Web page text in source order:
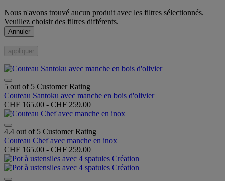
Nous n'avons trouvé aucun produit avec les filtres sélectionnés.
Veuillez choisir des filtres différents.
Annuler
appliquer
5 out of 5 Customer Rating
Couteau Santoku avec manche en bois d'olivier
CHF 165.00 - CHF 259.00
4.4 out of 5 Customer Rating
Couteau Chef avec manche en inox
CHF 165.00 - CHF 259.00